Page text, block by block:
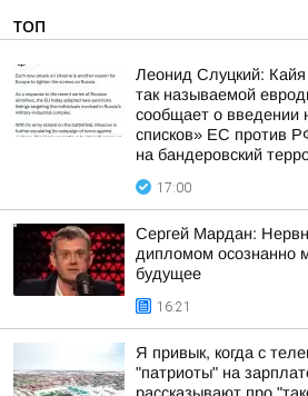
ТОП
Леонид Слуцкий: Кайя
так называемой
сообщает о введении
списков» ЕС против
на бандеровский
17:00
Сергей Мардан:
дипломом осознанно
будущее
16:21
Я привык, когда с
"патриоты" на